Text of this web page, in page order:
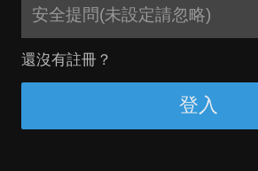
安全提問(未設定請忽略)
還沒有註冊？
登入